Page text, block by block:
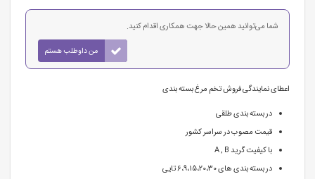
شما می‌توانید همین حالا جهت همکاری اقدام کنید.
من داوطلب هستم
اعطای نمایندگی فروش تخم مرغ بسته بندی
در بسته بندی طلقی
قیمت مصوب در سراسر کشور
با کیفیت گرید A , B
در بسته بندی های 6،9،15،20،30 تایی